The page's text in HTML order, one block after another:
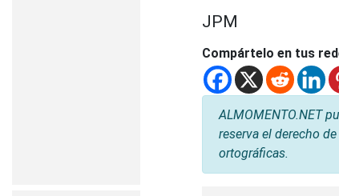
JPM
Compártelo en tus
ALMOMENTO.NET
reserva el derecho
ortográficas.